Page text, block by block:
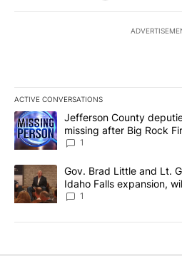
ACTIVE CONVERSATIONS
The following is a list of the most
A trending article titled "Jefferson
Jefferson County
missing after Big Rock
News 8
1
A trending article titled "Gov. Brad
Gov. Brad Little and Lt.
Idaho Falls expansion,
Local News 8
1